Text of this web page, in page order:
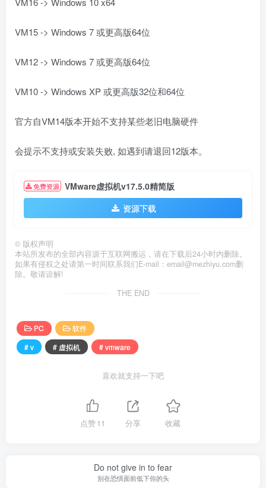
VM15 -> Windows 7 或更高版64位
VM12 -> Windows 7 或更高版64位
VM10 -> Windows XP 或更高版32位和64位
官方自VM14版本开始不支持某些老旧电脑硬件
会提示不支持或安装失败, 如遇到请退回12版本。
免费资源 VMware虚拟机v17.5.0精简版
资源下载
© 版权声明
本站所发布的全部内容源于互联网搬运，请在下载后24小时内删除。
如果有侵权之处请第一时间联系我们E-mail：email@mezhiyu.com删
除。敬请谅解!
THE END
PC
软件
# v
# 虚拟机 # vmware
喜欢就支持一下吧
点赞11 分享 收藏
Do not give in to fear
别在恐惧面前低下你的头